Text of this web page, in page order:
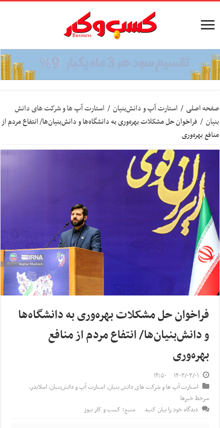
صفحه اصلی / استارت آپ‌ و دانش‌بنیان‌ / استارت آپ ها و شرکت های دانش
بنیان / فراخوان حل مشکلات بهره‌وری به دانشگاه‌ها و دانش‌بنیان‌ها/ انتفاع مردم از
منافع بهره‌وری
فراخوان حل مشکلات بهره‌وری به دانشگاه‌ها
و دانش‌بنیان‌ها/ انتفاع مردم از منافع
بهره‌وری
۱۴۰۳/۰۳/۰۱
۱۴:۵۰
استارت آپ ها و شرکت های دانش بنیان,استارت آپ‌ و دانش‌بنیان‌,اسلایدر,
سرخط خبرها
دیدگاه خود را بیان کنید
منبع: کسب و کار نیوز